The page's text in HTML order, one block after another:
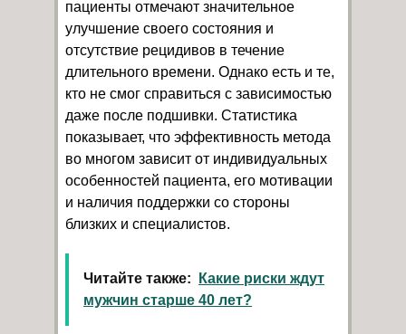
пациенты отмечают значительное
улучшение своего состояния и
отсутствие рецидивов в течение
длительного времени. Однако есть и те,
кто не смог справиться с зависимостью
даже после подшивки. Статистика
показывает, что эффективность метода
во многом зависит от индивидуальных
особенностей пациента, его мотивации
и наличия поддержки со стороны
близких и специалистов.
Читайте также:
Какие риски ждут
мужчин старше 40 лет?